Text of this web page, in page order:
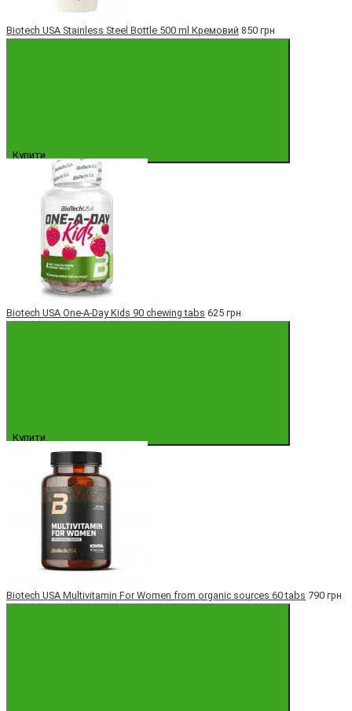
Biotech USA Stainless Steel Bottle 500 ml Кремовий 850 грн
Купити
Biotech USA One-A-Day Kids 90 chewing tabs 625 грн
Купити
Biotech USA Multivitamin For Women from organic sources 60 tabs 790 грн